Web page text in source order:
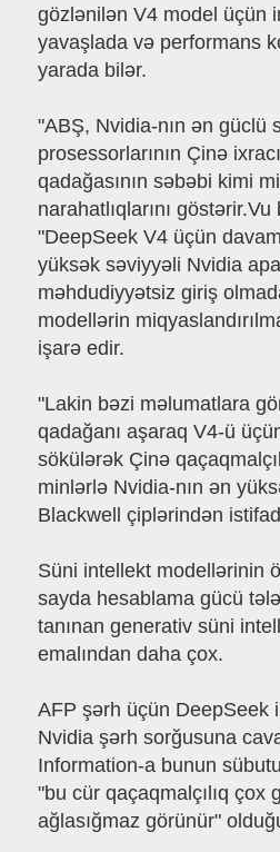
gözlənilən V4 model üçün
yavaşlada və performans
yarada bilər.
"ABŞ, Nvidia-nın ən güclü
prosessorlarının Çinə
qadağasının səbəbi kimi
narahatlıqlarını
"DeepSeek V4 üçün
yüksək səviyyəli Nvidia
məhdudiyyətsiz giriş
modellərin
işarə edir.
"Lakin bəzi məlumatlara
qadağanı aşaraq V4-ü
sökülərək Çinə
minlərlə Nvidia-nın ən
Blackwell çiplərindən
Süni intellekt modellərinin
sayda hesablama gücü
tanınan generativ süni
emalından daha çox.
AFP şərh üçün DeepSeek
Nvidia şərh sorğusuna
Information-a bunun
"bu cür qaçaqmalçılıq çox
ağlasığmaz görünür"